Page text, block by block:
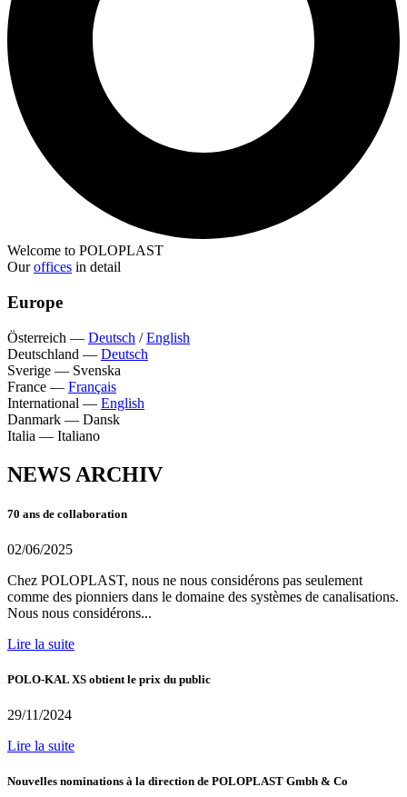
Welcome to POLOPLAST
Ouroffices in detail
Europe
Österreich — Deutsch /English
Deutschland — Deutsch
Sverige — Svenska
France — Français
International — English
Danmark — Dansk
Italia — Italiano
NEWS ARCHIV
70 ans de collaboration
02/06/2025
Chez POLOPLAST, nous ne nous considérons pas seulement
comme des pionniers dans le domaine des systèmes de canalisations.
Nous nous considérons...
Lire la suite
POLO-KAL XS obtient le prix du public
29/11/2024
Lire la suite
Nouvelles nominations à la direction de POLOPLAST Gmbh & Co